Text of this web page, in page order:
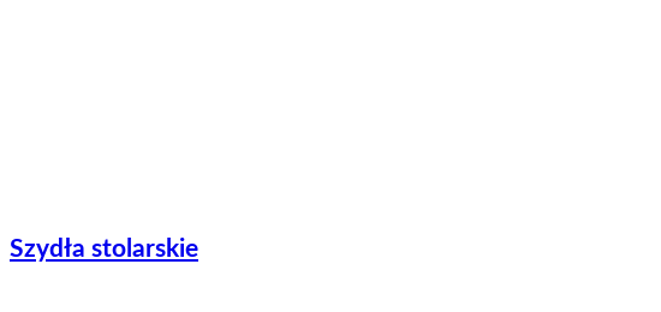
Szydła stolarskie